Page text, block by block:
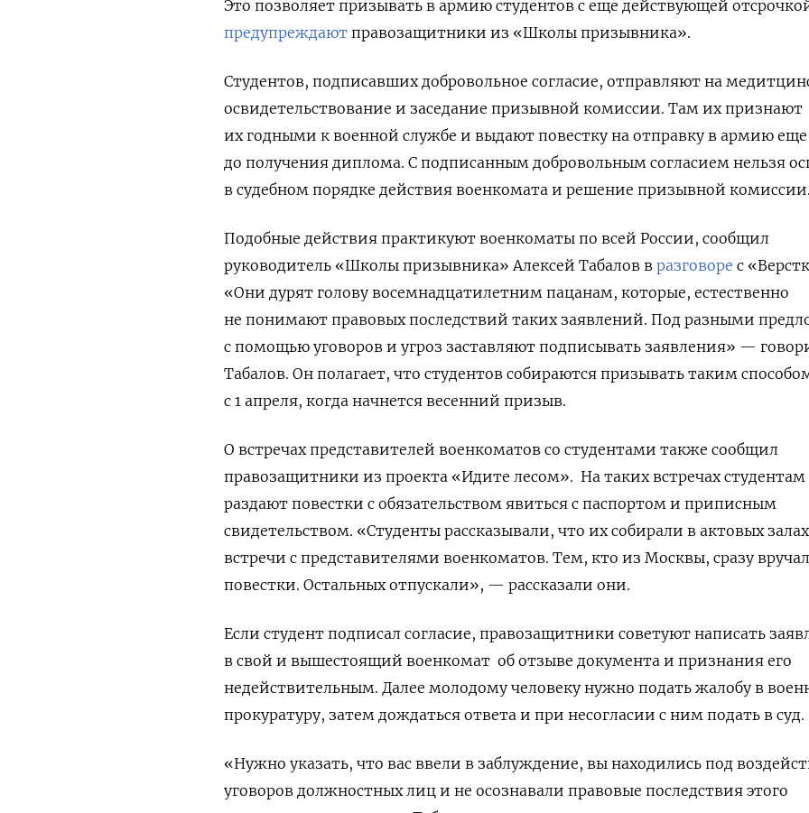
Это позволяет призывать в армию студентов с еще действующей
предупреждают правозащитники из «Школы призывника».
Студентов, подписавших добровольное согласие, отправляют на
освидетельствование и заседание призывной комиссии. Там их признают
их годными к военной службе и выдают повестку на отправку в армию еще
до получения диплома. С подписанным добровольным согласием нельзя
в судебном порядке действия военкомата и решение призывной
Подобные действия практикуют военкоматы по всей России, сообщил
руководитель «Школы призывника» Алексей Табалов в разговоре с
«Они дурят голову восемнадцатилетним пацанам, которые, естественно
не понимают правовых последствий таких заявлений. Под разными
с помощью уговоров и угроз заставляют подписывать заявления» —
Табалов. Он полагает, что студентов собираются призывать таким
с 1 апреля, когда начнется весенний призыв.
О встречах представителей военкоматов со студентами также сообщил
правозащитники из проекта «Идите лесом». На таких встречах студентам
раздают повестки с обязательством явиться с паспортом и приписным
свидетельством. «Студенты рассказывали, что их собирали в актовых
встречи с представителями военкоматов. Тем, кто из Москвы, сразу
повестки. Остальных отпускали», — рассказали они.
Если студент подписал согласие, правозащитники советуют написать
в свой и вышестоящий военкомат об отзыве документа и признания его
недействительным. Далее молодому человеку нужно подать жалобу в
прокуратуру, затем дождаться ответа и при несогласии с ним подать в суд.
«Нужно указать, что вас ввели в заблуждение, вы находились под
уговоров должностных лиц и не осознавали правовые последствия этого